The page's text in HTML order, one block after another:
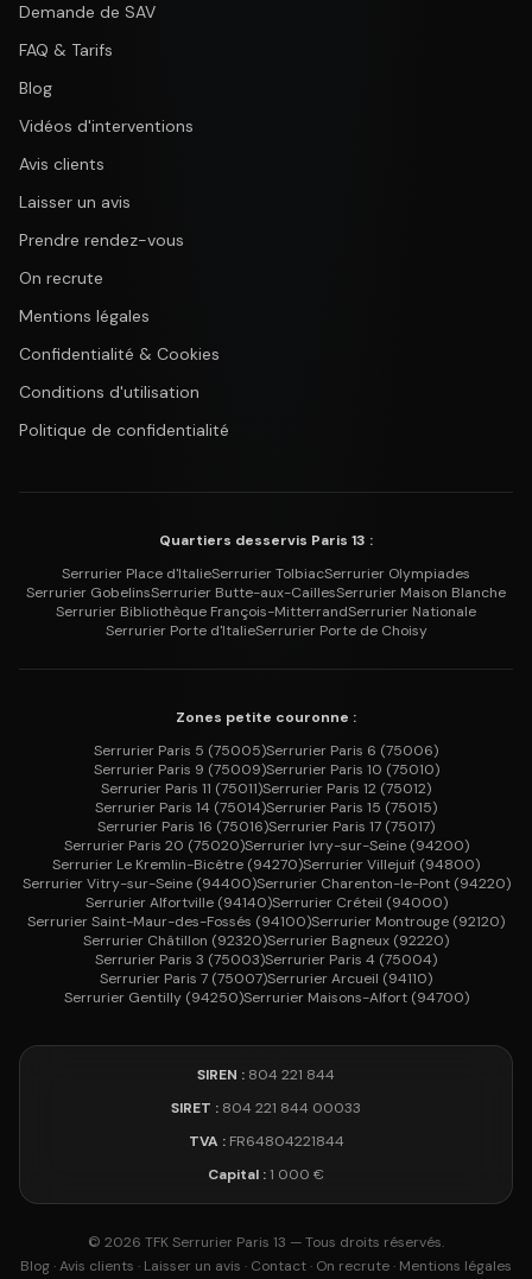
Demande de SAV
FAQ & Tarifs
Blog
Vidéos d'interventions
Avis clients
Laisser un avis
Prendre rendez-vous
On recrute
Mentions légales
Confidentialité & Cookies
Conditions d'utilisation
Politique de confidentialité
Quartiers desservis Paris 13 :
Serrurier Place d'ItalieSerrurierTolbiacSerrurier Olympiades
Serrurier GobelinsSerrurier Butte-aux-CaillesSerrurier Maison Blanche
Serrurier Bibliothèque François-MitterrandSerrurier Nationale
Serrurier Porte d'ItalieSerrurier Porte de Choisy
Zones petite couronne :
Serrurier Paris 5 (75005)Serrurier Paris 6 (75006)
Serrurier Paris 9 (75009)Serrurier Paris 10 (75010)
Serrurier Paris 11 (75011)Serrurier Paris 12 (75012)
Serrurier Paris 14 (75014)Serrurier Paris 15 (75015)
Serrurier Paris 16 (75016)Serrurier Paris 17 (75017)
Serrurier Paris 20 (75020)Serrurier Ivry-sur-Seine(94200)
Serrurier Le Kremlin-Bicêtre (94270)SerrurierVillejuif (94800)
SerrurierVitry-sur-Seine(94400)Serrurier Charenton-le-Pont(94220)
SerrurierAlfortville(94140)Serrurier Créteil (94000)
SerrurierSaint-Maur-des-Fossés (94100)Serrurier Montrouge (92120)
Serrurier Châtillon (92320)Serrurier Bagneux (92220)
Serrurier Paris 3 (75003)Serrurier Paris 4 (75004)
Serrurier Paris 7 (75007)SerrurierArcueil (94110)
Serrurier Gentilly(94250)Serrurier Maisons-Alfort(94700)
SIREN : 804 221 844
SIRET : 804 221 844 00033
TVA :FR64804221844
Capital :1 000 €
© 2026 TFK Serrurier Paris 13 — Tous droits réservés.
Blog·Avis clients · Laisser un avis · Contact· On recrute· Mentions légales